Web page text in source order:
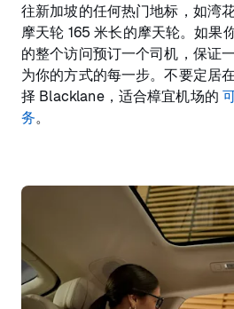
往新加坡的任何热门地标，如湾
摩天轮 165 米长的摩天轮。如果
的整个访问预订一个司机，保证
为你的方式的每一步。不要定居
择 Blacklane，适合樟宜机场的
务。